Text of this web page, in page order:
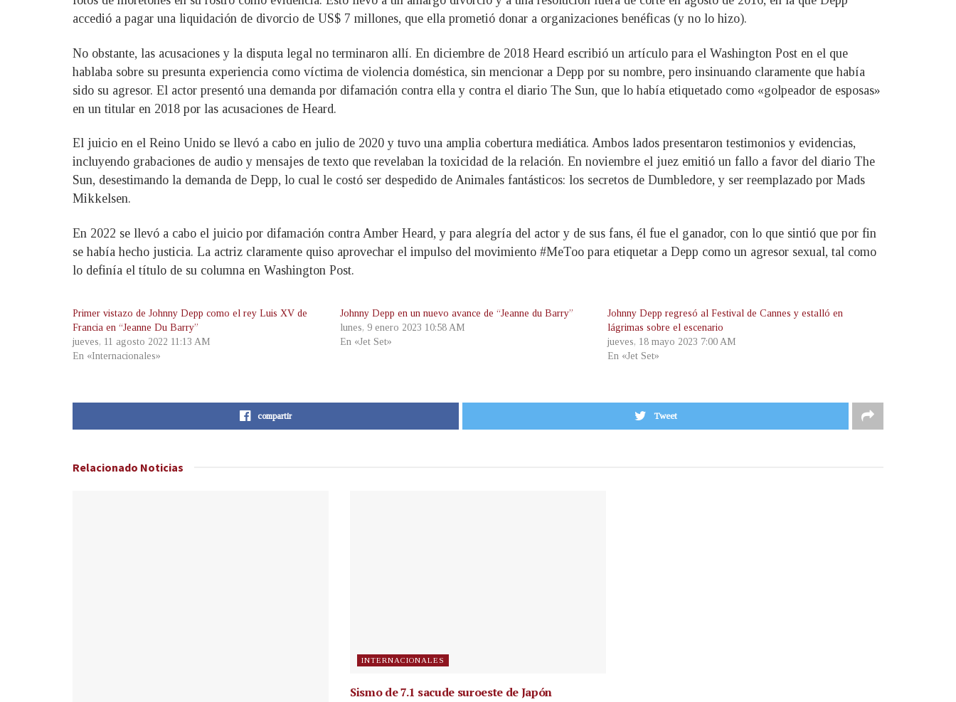
accedió a pagar una liquidación de divorcio de US$ 7 millones, que ella prometió donar a organizaciones benéficas (y no lo hizo).
No obstante, las acusaciones y la disputa legal no terminaron allí. En diciembre de 2018 Heard escribió un artículo para el Washington Post en el que
hablaba sobre su presunta experiencia como víctima de violencia doméstica, sin mencionar a Depp por su nombre, pero insinuando claramente que había
sido su agresor. El actor presentó una demanda por difamación contra ella y contra el diario The Sun, que lo había etiquetado como «golpeador de esposas»
en un titular en 2018 por las acusaciones de Heard.
El juicio en el Reino Unido se llevó a cabo en julio de 2020 y tuvo una amplia cobertura mediática. Ambos lados presentaron testimonios y evidencias,
incluyendo grabaciones de audio y mensajes de texto que revelaban la toxicidad de la relación. En noviembre el juez emitió un fallo a favor del diario The
Sun, desestimando la demanda de Depp, lo cual le costó ser despedido de Animales fantásticos: los secretos de Dumbledore, y ser reemplazado por Mads
Mikkelsen.
En 2022 se llevó a cabo el juicio por difamación contra Amber Heard, y para alegría del actor y de sus fans, él fue el ganador, con lo que sintió que por fin
se había hecho justicia. La actriz claramente quiso aprovechar el impulso del movimiento #MeToo para etiquetar a Depp como un agresor sexual, tal como
lo definía el título de su columna en Washington Post.
Primer vistazo de Johnny Depp como el rey Luis XV de
Francia en “Jeanne Du Barry”
jueves, 11 agosto 2022 11:13 AM
En «Internacionales»
Johnny Depp en un nuevo avance de “Jeanne du Barry”
lunes, 9 enero 2023 10:58 AM
En «Jet Set»
Johnny Depp regresó al Festival de Cannes y estalló en
lágrimas sobre el escenario
jueves, 18 mayo 2023 7:00 AM
En «Jet Set»
compartir Tweet
Relacionado Noticias
INTERNACIONALES
Sismo de 7.1 sacude suroeste de Japón